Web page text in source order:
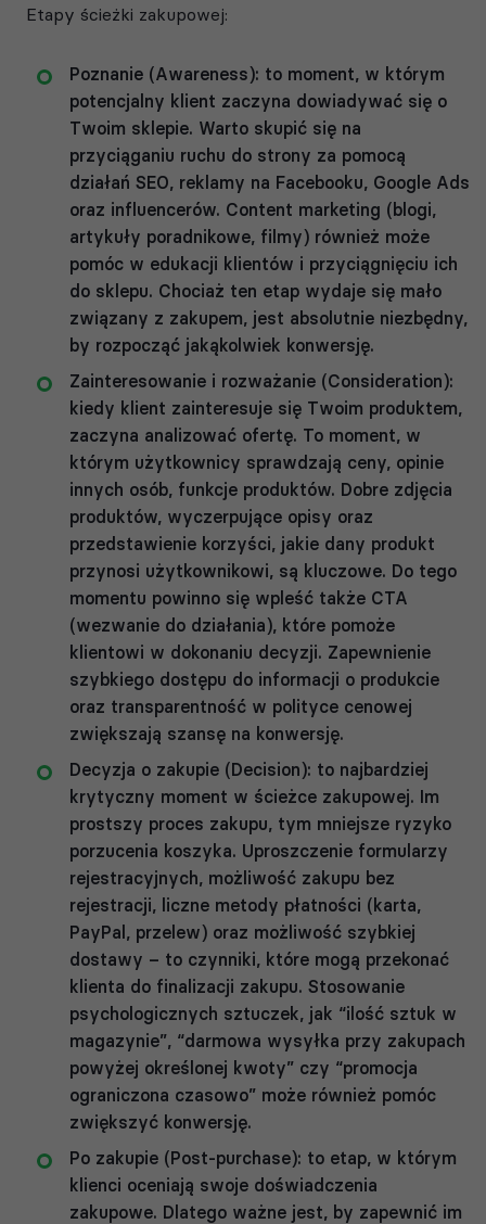
Etapy ścieżki zakupowej:
Poznanie (Awareness): to moment, w którym
potencjalny klient zaczyna dowiadywać się o
Twoim sklepie. Warto skupić się na
przyciąganiu ruchu do strony za pomocą
działań SEO, reklamy na Facebooku, Google Ads
oraz influencerów. Content marketing (blogi,
artykuły poradnikowe, filmy) również może
pomóc w edukacji klientów i przyciągnięciu ich
do sklepu. Chociaż ten etap wydaje się mało
związany z zakupem, jest absolutnie niezbędny,
by rozpocząć jakąkolwiek konwersję.
Zainteresowanie i rozważanie (Consideration):
kiedy klient zainteresuje się Twoim produktem,
zaczyna analizować ofertę. To moment, w
którym użytkownicy sprawdzają ceny, opinie
innych osób, funkcje produktów. Dobre zdjęcia
produktów, wyczerpujące opisy oraz
przedstawienie korzyści, jakie dany produkt
przynosi użytkownikowi, są kluczowe. Do tego
momentu powinno się wpleść także CTA
(wezwanie do działania), które pomoże
klientowi w dokonaniu decyzji. Zapewnienie
szybkiego dostępu do informacji o produkcie
oraz transparentność w polityce cenowej
zwiększają szansę na konwersję.
Decyzja o zakupie (Decision): to najbardziej
krytyczny moment w ścieżce zakupowej. Im
prostszy proces zakupu, tym mniejsze ryzyko
porzucenia koszyka. Uproszczenie formularzy
rejestracyjnych, możliwość zakupu bez
rejestracji, liczne metody płatności (karta,
PayPal, przelew) oraz możliwość szybkiej
dostawy – to czynniki, które mogą przekonać
klienta do finalizacji zakupu. Stosowanie
psychologicznych sztuczek, jak “ilość sztuk w
magazynie”, “darmowa wysyłka przy zakupach
powyżej określonej kwoty” czy “promocja
ograniczona czasowo” może również pomóc
zwiększyć konwersję.
Po zakupie (Post-purchase): to etap, w którym
klienci oceniają swoje doświadczenia
zakupowe. Dlatego ważne jest, by zapewnić im